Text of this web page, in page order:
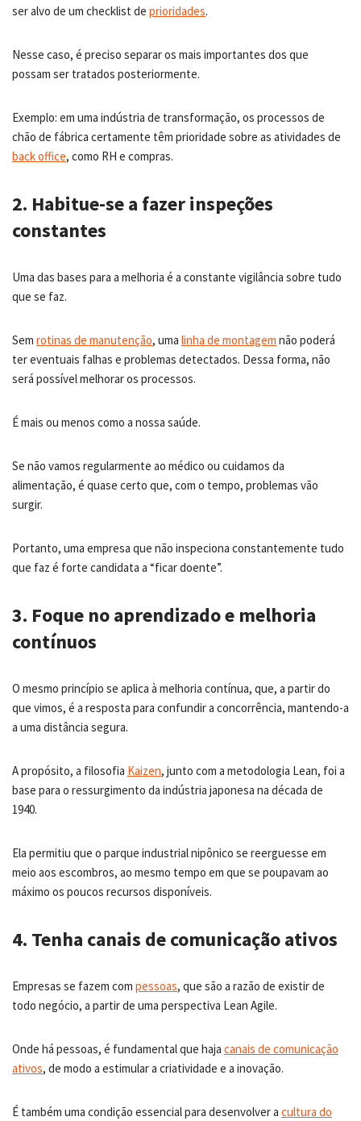
ser alvo de um checklist de prioridades.
Nesse caso, é preciso separar os mais importantes dos que
possam ser tratados posteriormente.
Exemplo: em uma indústria de transformação, os processos de
chão de fábrica certamente têm prioridade sobre as atividades de
back office, como RH e compras.
2. Habitue-se a fazer inspeções
constantes
Uma das bases para a melhoria é a constante vigilância sobre tudo
que se faz.
Sem rotinas de manutenção, uma linha de montagem não poderá
ter eventuais falhas e problemas detectados. Dessa forma, não
será possível melhorar os processos.
É mais ou menos como a nossa saúde.
Se não vamos regularmente ao médico ou cuidamos da
alimentação, é quase certo que, com o tempo, problemas vão
surgir.
Portanto, uma empresa que não inspeciona constantemente tudo
que faz é forte candidata a “ficar doente”.
3. Foque no aprendizado e melhoria
contínuos
O mesmo princípio se aplica à melhoria contínua, que, a partir do
que vimos, é a resposta para confundir a concorrência, mantendo-a
a uma distância segura.
A propósito, a filosofia Kaizen, junto com a metodologia Lean, foi a
base para o ressurgimento da indústria japonesa na década de
1940.
Ela permitiu que o parque industrial nipônico se reerguesse em
meio aos escombros, ao mesmo tempo em que se poupavam ao
máximo os poucos recursos disponíveis.
4. Tenha canais de comunicação ativos
Empresas se fazem com pessoas, que são a razão de existir de
todo negócio, a partir de uma perspectiva Lean Agile.
Onde há pessoas, é fundamental que haja canais de comunicação
ativos, de modo a estimular a criatividade e a inovação.
É também uma condição essencial para desenvolver a cultura do